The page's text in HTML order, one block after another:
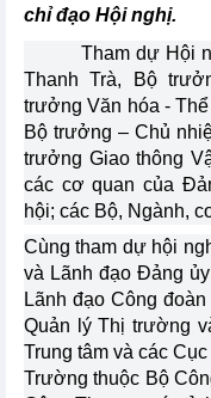
chỉ đạo Hội nghị.
Tham dự Hội
Thanh Trà, Bộ
trưởng Văn hóa -
Bộ trưởng – Chủ
trưởng Giao thông
các cơ quan của
hội; các Bộ, Ngành,
Cùng tham dự hội
và Lãnh đạo Đảng
Lãnh đạo Công
Quản lý Thị trường
Trung tâm và các
Trường thuộc Bộ